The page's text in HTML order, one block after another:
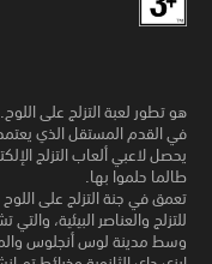
هو تطور لعبة التزلج على
في القدم المستقل الذي يعتمد
يحصل لاعبي ألعاب التزلج
طالما حلموا بها.
تعمق في جنة التزلج على
للتزلج والعناصر البيئية، والتي
وسط مدينة لوس أنجلوس